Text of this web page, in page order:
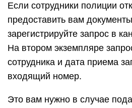
Если сотрудники полиции
предоставить вам
зарегистрируйте запрос в
На втором экземпляре
сотрудника и дата приема
входящий номер.
Это вам нужно в случае